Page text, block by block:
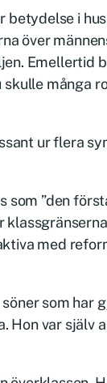
betydelse i
över
Emellertid
många
ur flera
”den
med
som har
Hon var själv